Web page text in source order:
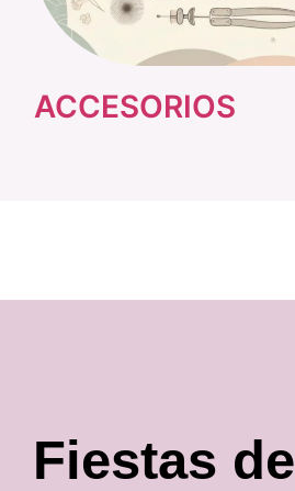
ACCESORIOS
Fiestas de